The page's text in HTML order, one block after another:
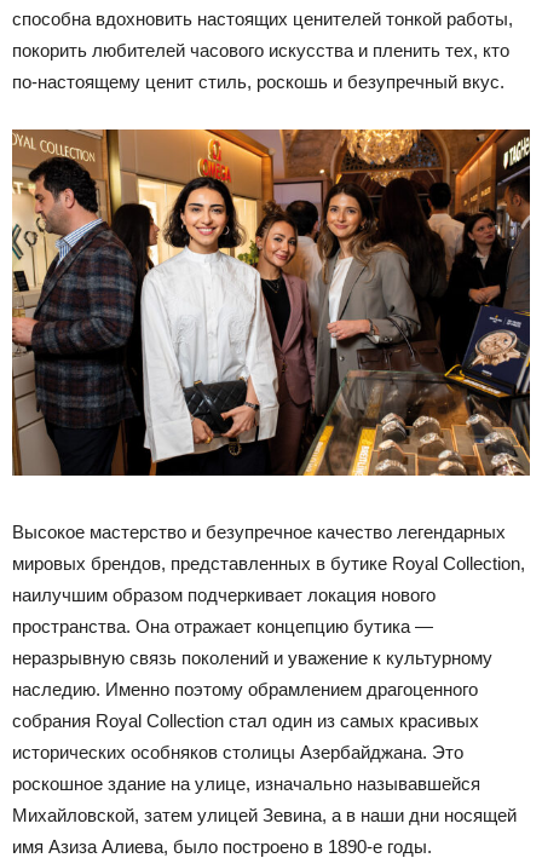
способна вдохновить настоящих ценителей тонкой работы,
покорить любителей часового искусства и пленить тех, кто
по-настоящему ценит стиль, роскошь и безупречный вкус.
Высокое мастерство и безупречное качество легендарных
мировых брендов, представленных в бутике Royal Collection,
наилучшим образом подчеркивает локация нового
пространства. Она отражает концепцию бутика —
неразрывную связь поколений и уважение к культурному
наследию. Именно поэтому обрамлением драгоценного
собрания Royal Collection стал один из самых красивых
исторических особняков столицы Азербайджана. Это
роскошное здание на улице, изначально называвшейся
Михайловской, затем улицей Зевина, а в наши дни носящей
имя Азиза Алиева, было построено в 1890-е годы.